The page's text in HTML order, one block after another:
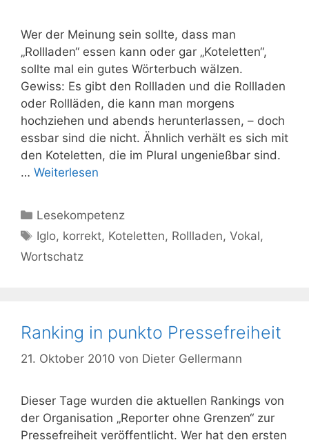
Wer der Meinung sein sollte, dass man
„Rollladen“ essen kann oder gar „Koteletten“,
sollte mal ein gutes Wörterbuch wälzen.
Gewiss: Es gibt den Rollladen und die Rollladen
oder Rollläden, die kann man morgens
hochziehen und abends herunterlassen, – doch
essbar sind die nicht. Ähnlich verhält es sich mit
den Koteletten, die im Plural ungenießbar sind.
… Weiterlesen
Kategorien
Lesekompetenz
Schlagwörter
Iglo, korrekt, Koteletten, Rollladen,Vokal,
Wortschatz
Ranking in punkto Pressefreiheit
21. Oktober 2010 von Dieter Gellermann
Dieser Tage wurden die aktuellen Rankings von
der Organisation „Reporter ohne Grenzen“ zur
Pressefreiheit veröffentlicht. Wer hat den ersten